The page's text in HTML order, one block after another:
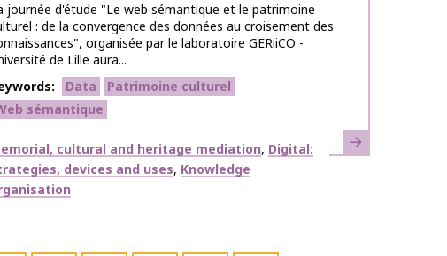
journée d'étude "Le web sémantique et le patrimoine
: de la convergence des données au croisement des
organisée par le laboratoire GERiiCO -
de Lille aura...
Data
Patrimoine culturel
sémantique
cultural and heritage mediation Digital:
devices and uses Knowledge
Learn more